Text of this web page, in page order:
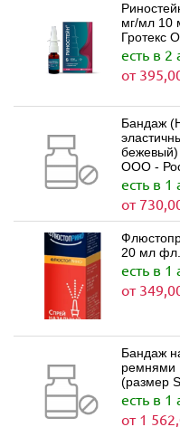
мг/мл 10
Гротекс
есть в 2
от
Бандаж
бежевый)
ООО -
есть в 1
от
20 мл
есть в 1
от
Бандаж
ремнями
(размер
есть в 1
от 1